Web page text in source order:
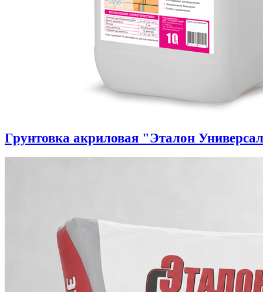
Грунтовка акриловая "Эталон